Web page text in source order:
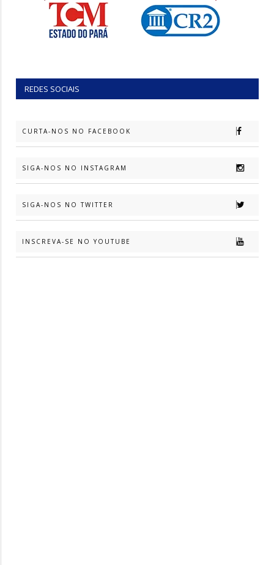
REDES SOCIAIS
CURTA-NOS NO FACEBOOK
SIGA-NOS NO INSTAGRAM
SIGA-NOS NO TWITTER
INSCREVA-SE NO YOUTUBE